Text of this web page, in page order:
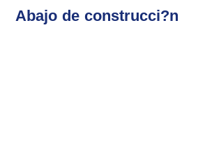
Abajo de construcci?n